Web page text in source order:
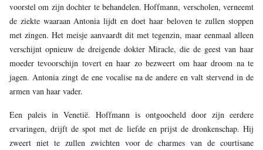
voorstel om zijn dochter te behandelen. Hoffmann, verscholen, verneemt
de ziekte waaraan Antonia lijdt en doet haar beloven te zullen stoppen
met zingen. Het meisje aanvaardt dit met tegenzin, maar eenmaal alleen
verschijnt opnieuw de dreigende dokter Miracle, die de geest van haar
moeder tevoorschijn tovert en haar zo bezweert om haar droom na te
jagen. Antonia zingt de ene vocalise na de andere en valt stervend in de
armen van haar vader.
Een paleis in Venetië. Hoffmann is ontgoocheld door zijn eerdere
ervaringen, drijft de spot met de liefde en prijst de dronkenschap. Hij
zweert niet te zullen zwichten voor de charmes van de courtisane